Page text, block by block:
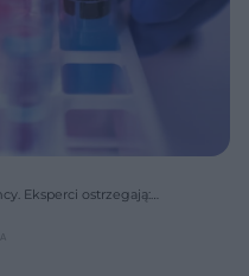
Eksperci ostrzegają: